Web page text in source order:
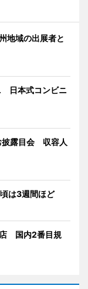
地域の出展者と
日本式コンビニ
披露目会 収容人
は3週間ほど
店 国内2番目規